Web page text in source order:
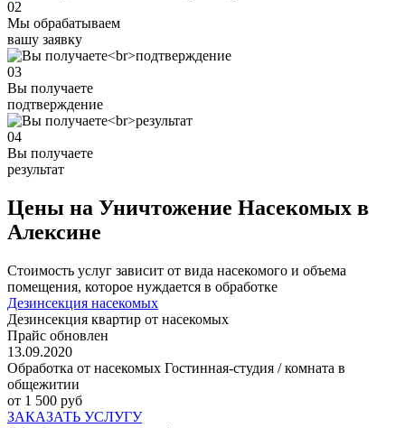
02
Мы обрабатываем
вашу заявку
03
Вы получаете
подтверждение
04
Вы получаете
результат
Цены на Уничтожение Насекомых в
Алексине
Стоимость услуг зависит от вида насекомого и объема
помещения, которое нуждается в обработке
Дезинсекция насекомых
Дезинсекция квартир от насекомых
Прайс обновлен
13.09.2020
Обработка от насекомых Гостинная-студия / комната в
общежитии
от 1 500 руб
ЗАКАЗАТЬ УСЛУГУ